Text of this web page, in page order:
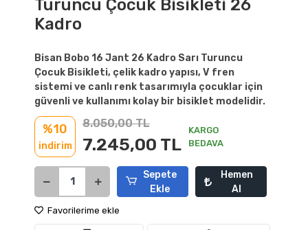
Turuncu Çocuk Bisikleti 26
Kadro
Bisan Bobo 16 Jant 26 Kadro Sarı Turuncu
Çocuk Bisikleti, çelik kadro yapısı, V fren
sistemi ve canlı renk tasarımıyla çocuklar için
güvenli ve kullanımı kolay bir bisiklet modelidir.
%10
indirim
8.050,00 TL
7.245,00 TL
KARGO
BEDAVA
Sepete
Ekle
Hemen
Al
Favorilerime ekle